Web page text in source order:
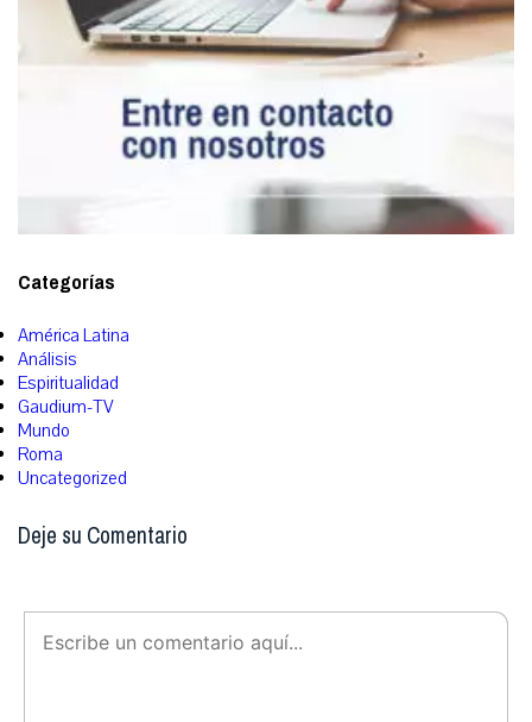
Categorías
América Latina
Análisis
Espiritualidad
Gaudium-TV
Mundo
Roma
Uncategorized
Deje su Comentario